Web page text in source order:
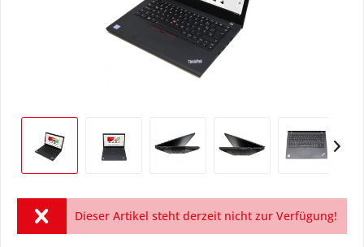
Dieser Artikel steht derzeit nicht zur Verfügung!